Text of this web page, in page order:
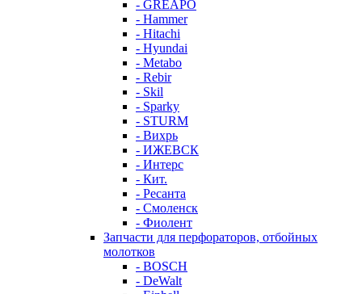
- GREAPO
- Hammer
- Hitachi
- Hyundai
- Metabo
- Rebir
- Skil
- Sparky
- STURM
- Вихрь
- ИЖЕВСК
- Интерс
- Кит.
- Ресанта
- Смоленск
- Фиолент
Запчасти для перфораторов, отбойных
молотков
- BOSCH
- DeWalt